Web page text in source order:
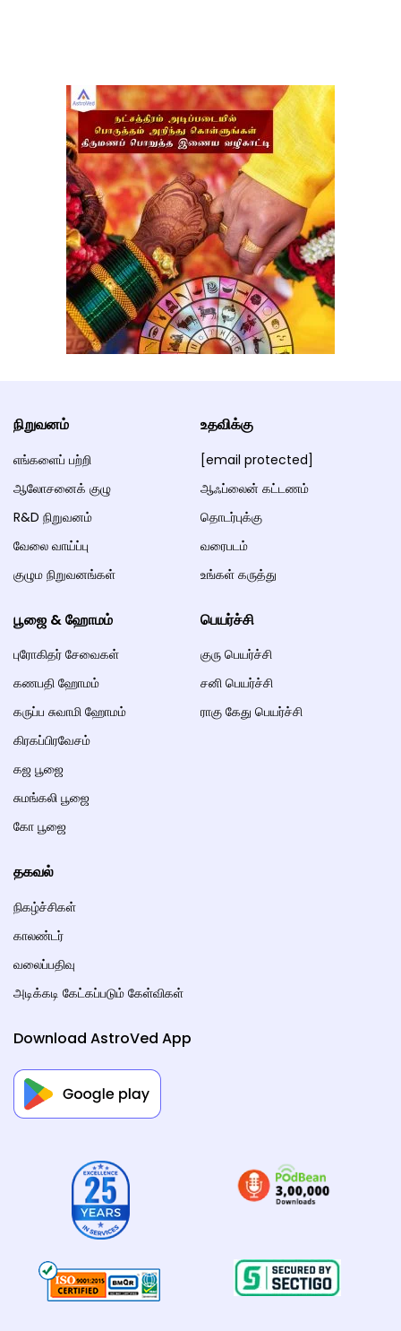
நிறுவனம்
எங்களைப் பற்றி
ஆலோசனைக் குழு
R&D நிறுவனம்
வேலை வாய்ப்பு
குழும நிறுவனங்கள்
உதவிக்கு
[email protected]
ஆஃப்லைன் கட்டணம்
தொடர்புக்கு
வரைபடம்
உங்கள் கருத்து
பூஜை & ஹோமம்
புரோகிதர் சேவைகள்
கணபதி ஹோமம்
கருப்ப சுவாமி ஹோமம்
கிரகப்பிரவேசம்
கஜ பூஜை
சுமங்கலி பூஜை
கோ பூஜை
பெயர்ச்சி
குரு பெயர்ச்சி
சனி பெயர்ச்சி
ராகு கேது பெயர்ச்சி
தகவல்
நிகழ்ச்சிகள்
காலண்டர்
வலைப்பதிவு
அடிக்கடி கேட்கப்படும் கேள்விகள்
Download AstroVed App